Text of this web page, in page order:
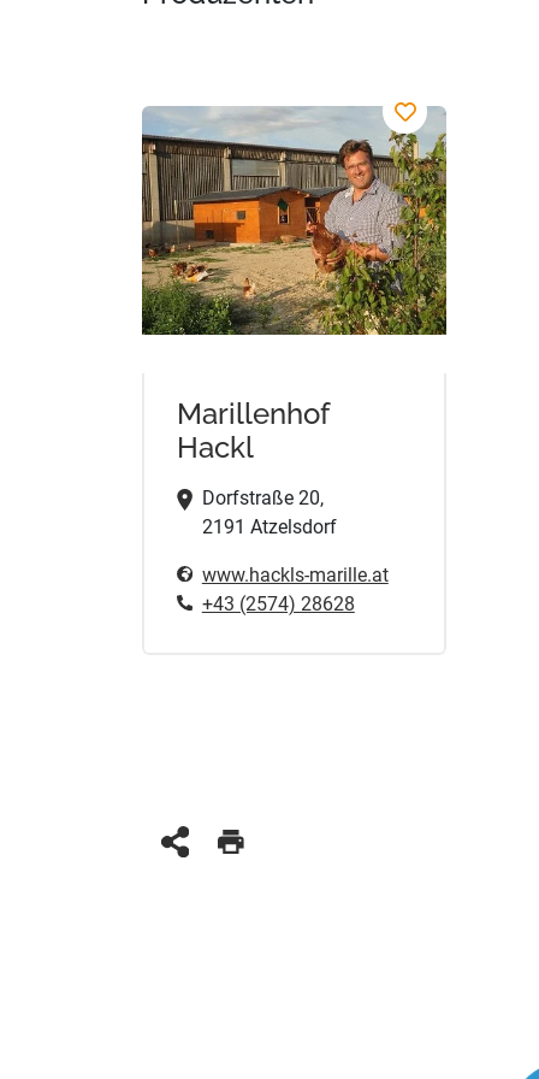
Marillenhof
Hackl
Dorfstraße 20,
2191 Atzelsdorf
www.hackls-marille.at
+43 (2574) 28628